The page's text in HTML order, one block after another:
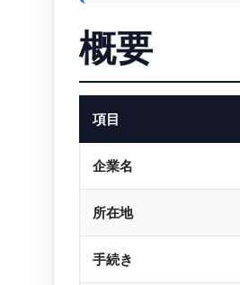
概要
項目
企業名
所在地
手続き